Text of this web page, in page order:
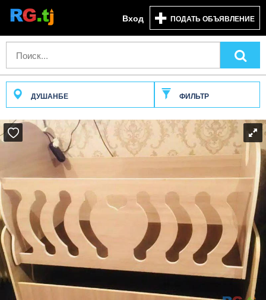
Вход ПОДАТЬ ОБЪЯВЛЕНИЕ
ДУШАНБЕ ФИЛЬТР